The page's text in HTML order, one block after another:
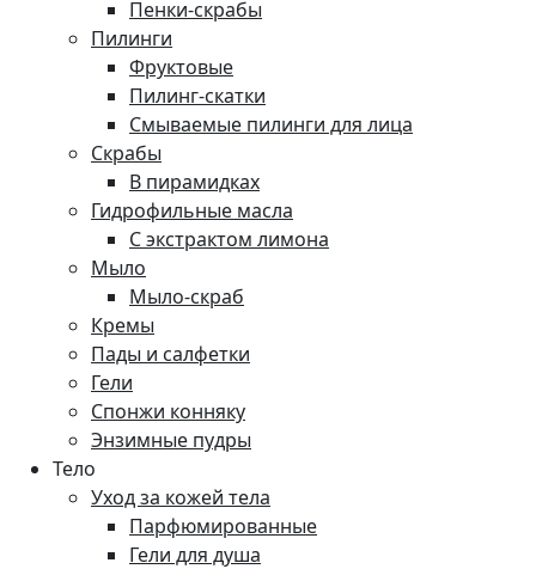
Пенки-скрабы
Пилинги
Фруктовые
Пилинг-скатки
Смываемые пилинги для лица
Скрабы
В пирамидках
Гидрофильные масла
С экстрактом лимона
Мыло
Мыло-скраб
Кремы
Пады и салфетки
Гели
Спонжи конняку
Энзимные пудры
Тело
Уход за кожей тела
Парфюмированные
Гели для душа